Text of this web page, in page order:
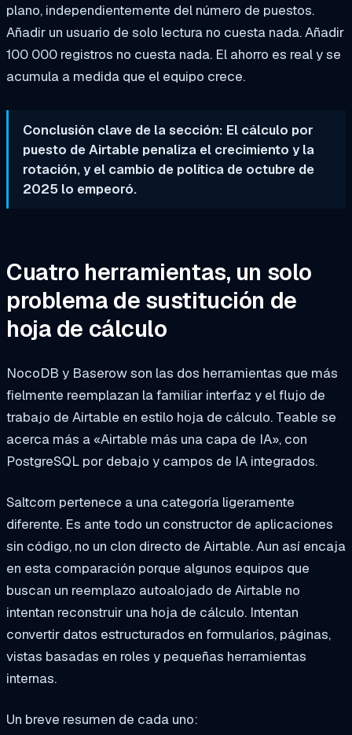
plano, independientemente del número de puestos.
Añadir un usuario de solo lectura no cuesta nada. Añadir
100 000 registros no cuesta nada. El ahorro es real y se
acumula a medida que el equipo crece.
Conclusión clave de la sección: El cálculo por
puesto de Airtable penaliza el crecimiento y la
rotación, y el cambio de política de octubre de
2025 lo empeoró.
Cuatro herramientas, un solo
problema de sustitución de
hoja de cálculo
NocoDB y Baserow son las dos herramientas que más
fielmente reemplazan la familiar interfaz y el flujo de
trabajo de Airtable en estilo hoja de cálculo. Teable se
acerca más a «Airtable más una capa de IA», con
PostgreSQL por debajo y campos de IA integrados.
Saltcorn pertenece a una categoría ligeramente
diferente. Es ante todo un constructor de aplicaciones
sin código, no un clon directo de Airtable. Aun así encaja
en esta comparación porque algunos equipos que
buscan un reemplazo autoalojado de Airtable no
intentan reconstruir una hoja de cálculo. Intentan
convertir datos estructurados en formularios, páginas,
vistas basadas en roles y pequeñas herramientas
internas.
Un breve resumen de cada uno: